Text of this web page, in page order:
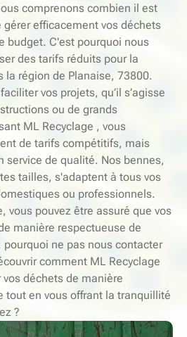
comprenons combien il est
efficacement vos déchets
budget. C'est pourquoi nous
des tarifs réduits pour la
la région de Planaise, 73800.
vos projets, qu’il s’agisse
ou de grands
ML Recyclage , vous
de tarifs compétitifs, mais
service de qualité. Nos bennes,
tailles, s'adaptent à tous vos
ou professionnels.
vous pouvez être assuré que vos
manière respectueuse de
pourquoi ne pas nous contacter
comment ML Recyclage
déchets de manière
tout en vous offrant la tranquillité
?